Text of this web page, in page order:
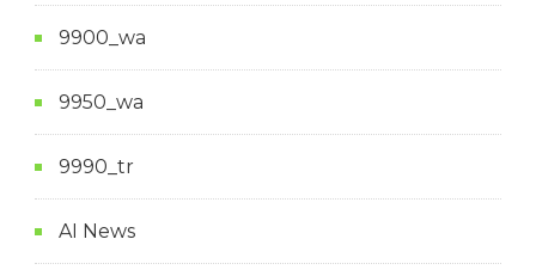
9900_wa
9950_wa
9990_tr
AI News